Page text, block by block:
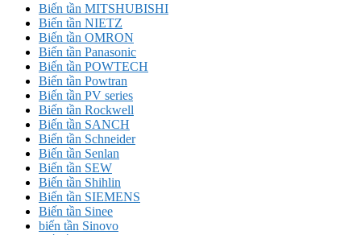
Biến tần MITSHUBISHI
Biến tần NIETZ
Biến tần OMRON
Biến tần Panasonic
Biến tần POWTECH
Biến tần Powtran
Biến tần PV series
Biến tần Rockwell
Biến tần SANCH
Biến tần Schneider
Biến tần Senlan
Biến tần SEW
Biến tần Shihlin
Biến tần SIEMENS
Biến tần Sinee
biến tần Sinovo